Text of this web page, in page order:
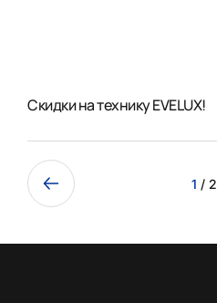
Скидки на технику EVELUX!
1 / 2